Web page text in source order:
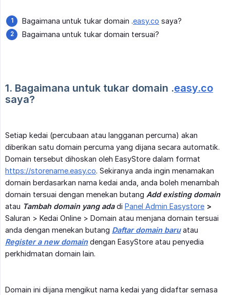
Bagaimana untuk tukar domain .easy.co saya?
Bagaimana untuk tukar domain tersuai?
1. Bagaimana untuk tukar domain .easy.co
saya?
Setiap kedai (percubaan atau langganan percuma) akan
diberikan satu domain percuma yang dijana secara automatik.
Domain tersebut dihoskan oleh EasyStore dalam format
https://storename.easy.co. Sekiranya anda ingin menamakan
domain berdasarkan nama kedai anda, anda boleh menambah
domain tersuai dengan menekan butang Add existing domain
atau Tambah domain yang adadi Panel Admin Easystore >
Saluran > Kedai Online > Domain atau menjana domain tersuai
anda dengan menekan butang Daftar domain baruatau
Register a new domaindengan EasyStore atau penyedia
perkhidmatan domain lain.
Domain ini dijana mengikut nama kedai yang didaftar semasa